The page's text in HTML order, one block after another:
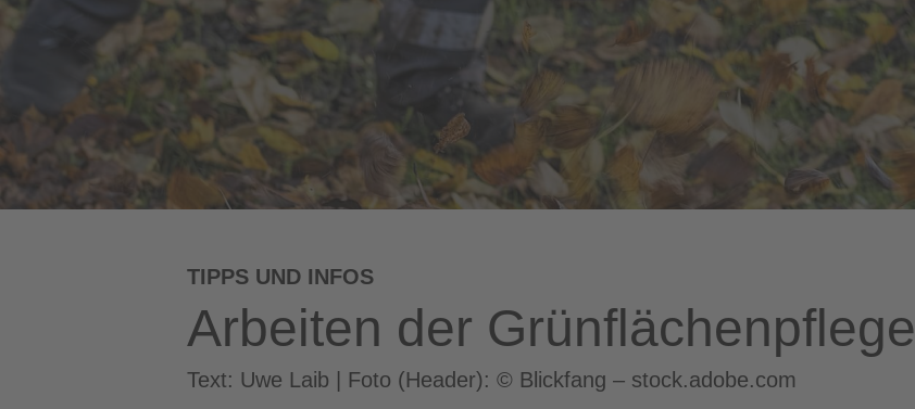
TIPPS UND INFOS
Arbeiten der Grünflächenpflege
Text: Uwe Laib | Foto (Header): © Blickfang – stock.adobe.com